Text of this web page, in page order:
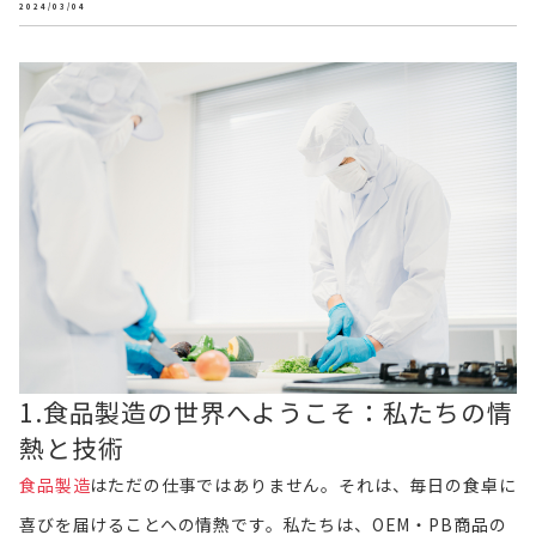
2024/03/04
1.食品製造の世界へようこそ：私たちの情
熱と技術
食品製造はただの仕事ではありません。それは、毎日の食卓に
喜びを届けることへの情熱です。私たちは、OEM・PB商品の